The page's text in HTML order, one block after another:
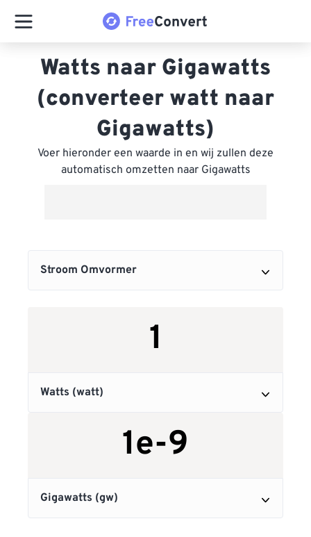
Watts naar Gigawatts
(converteer watt naar
Gigawatts)
Voer hieronder een waarde in en wij zullen deze
automatisch omzetten naar Gigawatts